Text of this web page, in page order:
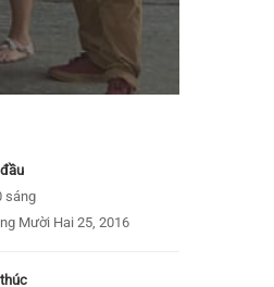
sáng
Mười Hai 25, 2016